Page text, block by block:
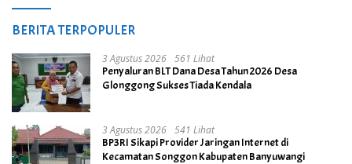
BERITA TERPOPULER
3 Agustus 2026 561 Lihat
Penyaluran BLT Dana Desa Tahun 2026 Desa
Glonggong Sukses Tiada Kendala
3 Agustus 2026 541 Lihat
BP3RI Sikapi Provider Jaringan Internet di
Kecamatan Songgon Kabupaten Banyuwangi